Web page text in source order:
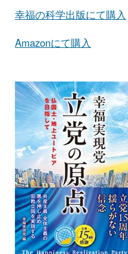
幸福の科学出版にて購入
Amazonにて購入